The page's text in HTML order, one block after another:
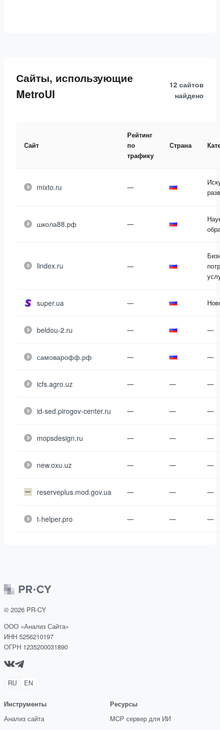
Сайты, использующие
MetroUI
12 сайтов
найдено
Сайт
Рейтинг
по
трафику
Страна
mixto.ru —
школа88.рф —
lindex.ru —
super.ua —
beldou-2.ru — —
самоварофф.рф — —
icfs.agro.uz — — —
id-sed.pirogov-center.ru — — —
mopsdesign.ru — — —
new.oxu.uz — — —
reserveplus.mod.gov.ua — — —
t-helper.pro — — —
© 2026 PR-CY
ООО «Анализ Сайта»
ИНН 5256210197
ОГРН 1235200031890
RU EN
Инструменты
Анализ сайта
Ресурсы
MCP сервер для ИИ